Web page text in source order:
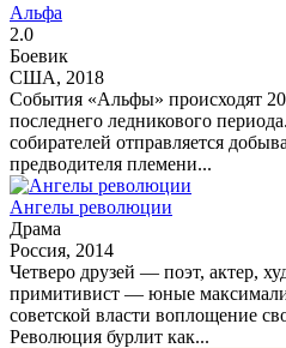
Альфа
2.0
Боевик
США, 2018
События «Альфы» происходят 20
последнего ледникового
собирателей отправляется
предводителя племени...
Ангелы революции
Драма
Россия, 2014
Четверо друзей — поэт, актер,
примитивист — юные
советской власти воплощение
Революция бурлит как...